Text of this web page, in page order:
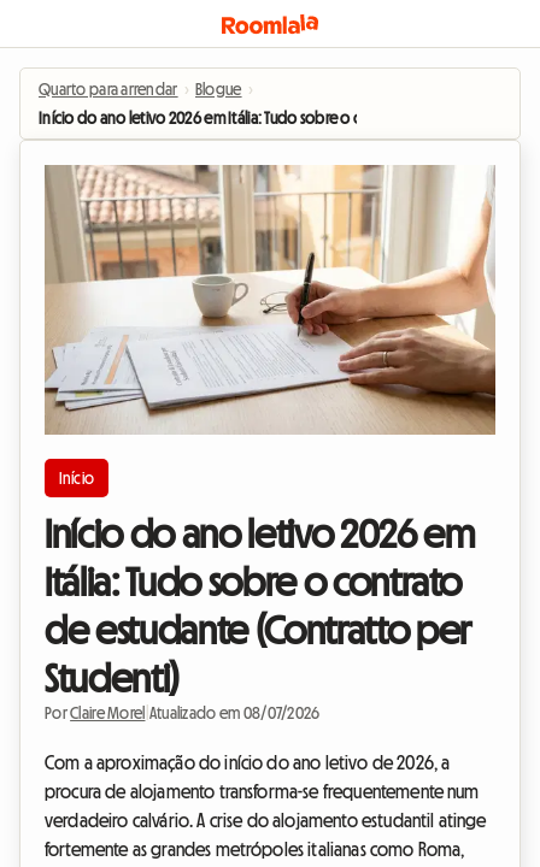
Quarto para arrendar › Blogue ›
Início do ano letivo 2026 em Itália: Tudo sobre o contrato de estudante
Início
Início do ano letivo 2026 em
Itália: Tudo sobre o contrato
de estudante (Contratto per
Studenti)
PorClaire Morel Atualizado em 08/07/2026
Com a aproximação do início do ano letivo de 2026, a
procura de alojamento transforma-se frequentemente num
verdadeiro calvário. A crise do alojamento estudantil atinge
fortemente as grandes metrópoles italianas como Roma,